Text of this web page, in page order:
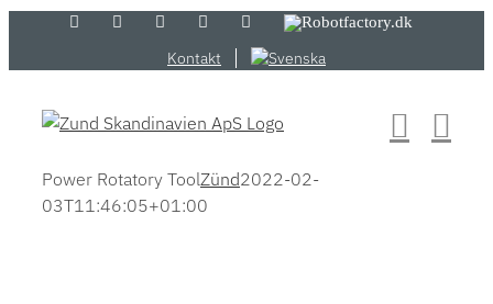
content
LinkedInYouTubeFlickr Email
Zünd
Store
Robotfactory.dk
Kontakt
Power Rotatory ToolZünd2022-02-
03T11:46:05+01:00